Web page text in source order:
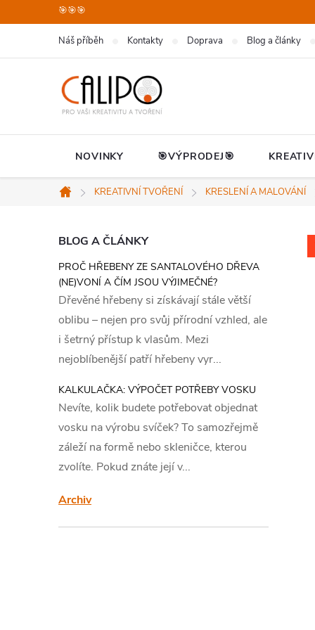
na
🎯🎯🎯
Náš příběh Kontakty Doprava Blog a články
NOVINKY 🎯VÝPRODEJ🎯
Domů
KREATIVNÍ TVOŘENÍ KRESLENÍ A MALOVÁNÍ
P
o
s
t
r
a
n
n
í
BLOG A ČLÁNKY
PROČ HŘEBENY ZE SANTALOVÉHO DŘEVA
(NE)VONÍ A ČÍM JSOU VÝJIMEČNÉ?
Dřevěné hřebeny si získávají stále větší
oblibu – nejen pro svůj přírodní vzhled, ale
i šetrný přístup k vlasům. Mezi
nejoblíbenější patří hřebeny vyr...
KALKULAČKA: VÝPOČET POTŘEBY VOSKU
Nevíte, kolik budete potřebovat objednat
vosku na výrobu svíček? To samozřejmě
záleží na formě nebo skleničce, kterou
zvolíte. Pokud znáte její v...
Archiv